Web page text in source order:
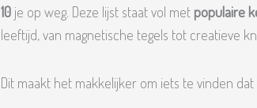
10 je op weg. Deze lijst staat vol met populaire
leeftijd, van magnetische tegels tot creatieve
Dit maakt het makkelijker om iets te vinden